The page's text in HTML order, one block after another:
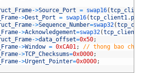
->Source_Port = swap16(
->Dest_Port = swap16(tcp_client1. port
->Sequence_Number=swap32(
->Acknowledgement=swap32(tcp_client1
->data_offset=0x50;
->Window = 0xCA01;
// thong bao cho
->TCP_Checksums=0x0000;
->Urgent_Pointer=0x0000;